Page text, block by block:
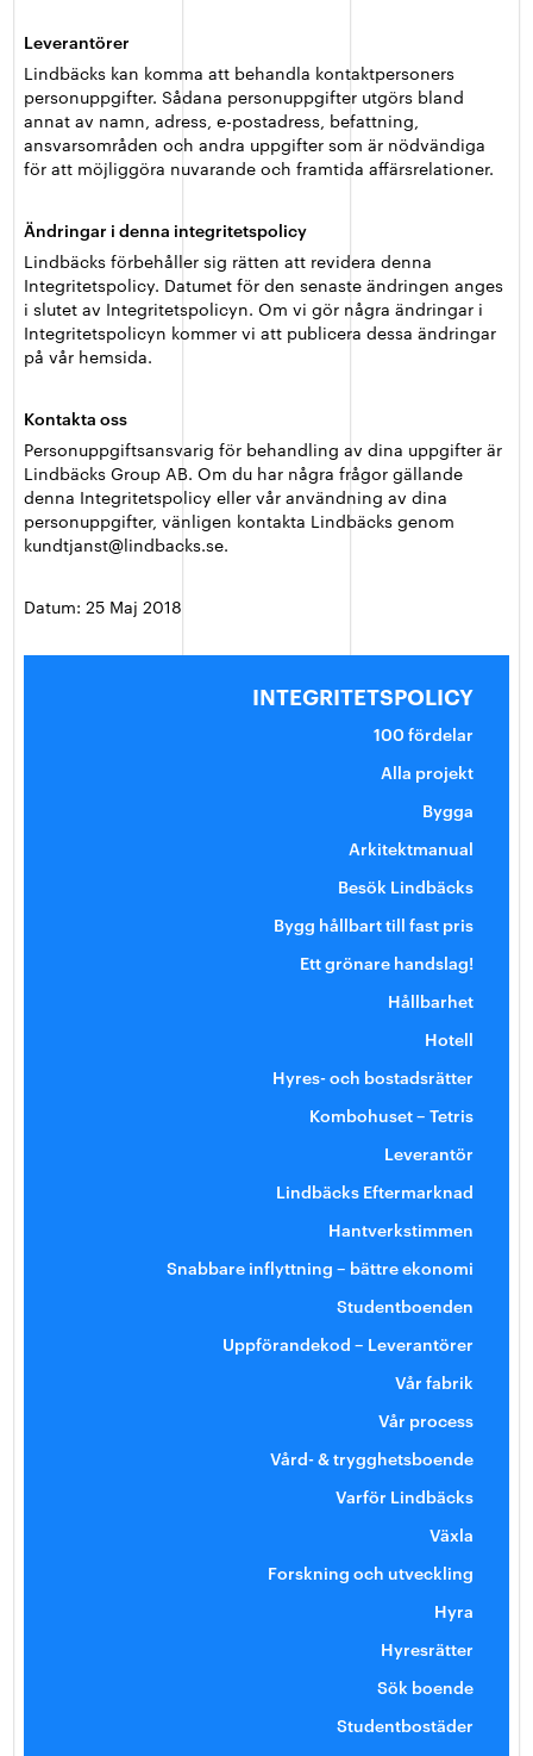
INTEGRITETSPOLICY
100 fördelar
Alla projekt
Bygga
Arkitektmanual
Besök Lindbäcks
Bygg hållbart till fast pris
Ett grönare handslag!
Hållbarhet
Hotell
Hyres- och bostadsrätter
Kombohuset – Tetris
Leverantör
Lindbäcks Eftermarknad
Hantverkstimmen
Snabbare inflyttning – bättre ekonomi
Studentboenden
Uppförandekod – Leverantörer
Vår fabrik
Vår process
Vård- & trygghetsboende
Varför Lindbäcks
Växla
Forskning och utveckling
Hyra
Hyresrätter
Sök boende
Studentbostäder
Leverantörer
Lindbäcks kan komma att behandla kontaktpersoners
personuppgifter. Sådana personuppgifter utgörs bland
annat av namn, adress, e-postadress, befattning,
ansvarsområden och andra uppgifter som är nödvändiga
för att möjliggöra nuvarande och framtida affärsrelationer.
Ändringar i denna integritetspolicy
Lindbäcks förbehåller sig rätten att revidera denna
Integritetspolicy. Datumet för den senaste ändringen anges
i slutet av Integritetspolicyn. Om vi gör några ändringar i
Integritetspolicyn kommer vi att publicera dessa ändringar
på vår hemsida.
Kontakta oss
Personuppgiftsansvarig för behandling av dina uppgifter är
Lindbäcks Group AB. Om du har några frågor gällande
denna Integritetspolicy eller vår användning av dina
personuppgifter, vänligen kontakta Lindbäcks genom
kundtjanst@lindbacks.se.
Datum: 25 Maj 2018